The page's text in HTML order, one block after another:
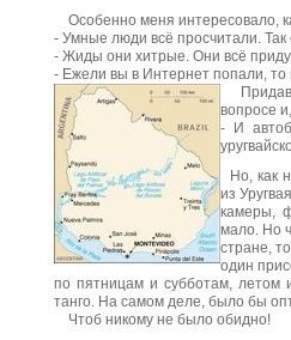
Особенно меня интересовало,
- Умные люди всё просчитали. Так
- Жиды они хитрые. Они всё
- Ежели вы в Интернет попали, то
вопросе
- И
Но, как
из
камеры,
мало. Но
стране,
один
по пятницам и субботам, летом
танго. На самом деле, было бы
Чтоб никому не было обидно!